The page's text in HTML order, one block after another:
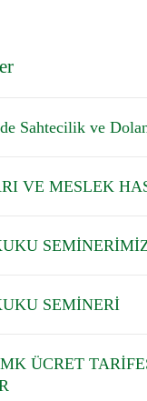
Sahtecilik ve
VE MESLEK
SEMİNERİ
ÜCRET